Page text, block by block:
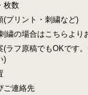
枚数
(プリント・刺繍など)
繍の場合はこちらより
(ラフ原稿でもOKです
)
ご連絡先